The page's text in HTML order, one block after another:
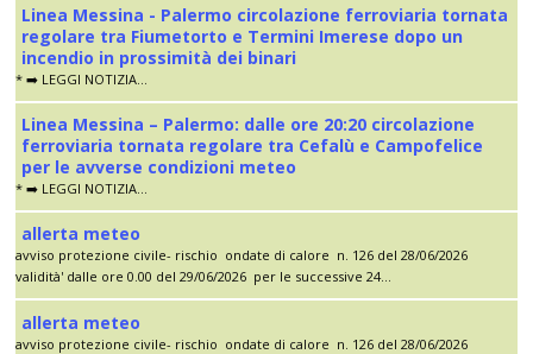
Linea Messina - Palermo circolazione ferroviaria tornata
regolare tra Fiumetorto e Termini Imerese dopo un
incendio in prossimità dei binari
* ➡️ LEGGI NOTIZIA...
Linea Messina – Palermo: dalle ore 20:20 circolazione
ferroviaria tornata regolare tra Cefalù e Campofelice
per le avverse condizioni meteo
* ➡️ LEGGI NOTIZIA...
allerta meteo
avviso protezione civile- rischio ondate di calore n. 126 del 28/06/2026
validità' dalle ore 0.00 del 29/06/2026 per le successive 24...
allerta meteo
avviso protezione civile- rischio ondate di calore n. 126 del 28/06/2026